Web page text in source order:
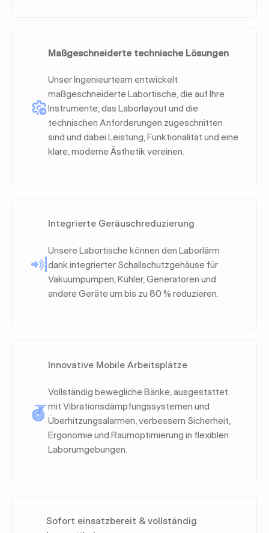
Maßgeschneiderte technische Lösungen
Unser Ingenieurteam entwickelt
maßgeschneiderte Labortische, die auf Ihre
Instrumente, das Laborlayout und die
technischen Anforderungen zugeschnitten
sind und dabei Leistung, Funktionalität und eine
klare, moderne Ästhetik vereinen.
Integrierte Geräuschreduzierung
Unsere Labortische können den Laborlärm
dank integrierter Schallschutzgehäuse für
Vakuumpumpen, Kühler, Generatoren und
andere Geräte um bis zu 80 % reduzieren.
Innovative Mobile Arbeitsplätze
Vollständig bewegliche Bänke, ausgestattet
mit Vibrationsdämpfungssystemen und
Überhitzungsalarmen, verbessern Sicherheit,
Ergonomie und Raumoptimierung in flexiblen
Laborumgebungen.
Sofort einsatzbereit & vollständig